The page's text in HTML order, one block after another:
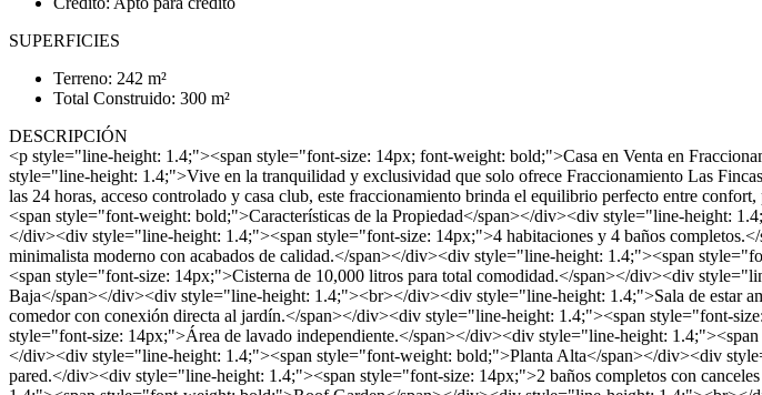
SUPERFICIES
Terreno: 242 m²
Total Construido: 300 m²
DESCRIPCIÓN
<p style="line-height: 1.4;"><span style="font-size: 14px; font-weight: bold;">Casa en Venta en
style="line-height: 1.4;">Vive en la tranquilidad y exclusividad que solo ofrece Fraccionamiento Las
las 24 horas, acceso controlado y casa club, este fraccionamiento brinda el equilibrio perfecto entre
<span style="font-weight: bold;">Características de la Propiedad</span></div><div style="line-height:
</div><div style="line-height: 1.4;"><span style="font-size: 14px;">4 habitaciones y 4 baños
minimalista moderno con acabados de calidad.</span></div><div style="line-height: 1.4;"><span
<span style="font-size: 14px;">Cisterna de 10,000 litros para total comodidad.</span></div><div
Baja</span></div><div style="line-height: 1.4;"><br></div><div style="line-height: 1.4;">Sala de estar
comedor con conexión directa al jardín.</span></div><div style="line-height: 1.4;"><span style="font-
style="font-size: 14px;">Área de lavado independiente.</span></div><div style="line-height:
</div><div style="line-height: 1.4;"><span style="font-weight: bold;">Planta Alta</span></div><div
pared.</div><div style="line-height: 1.4;"><span style="font-size: 14px;">2 baños completos con